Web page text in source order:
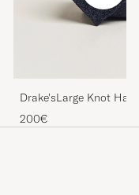
Drake'sLarge Knot
Grenadine Silk TieNavy
200€